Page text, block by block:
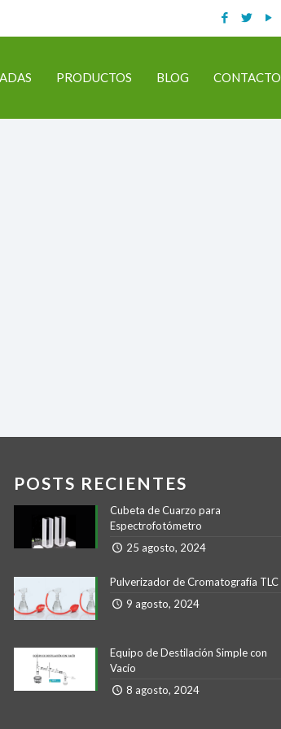
PRODUCTOS BLOG CONTACTO
POSTS RECIENTES
Cubeta de Cuarzo para
Espectrofotómetro
25 agosto, 2024
Pulverizador de Cromatografía TLC
9 agosto, 2024
Equipo de Destilación Simple con
Vacío
8 agosto, 2024